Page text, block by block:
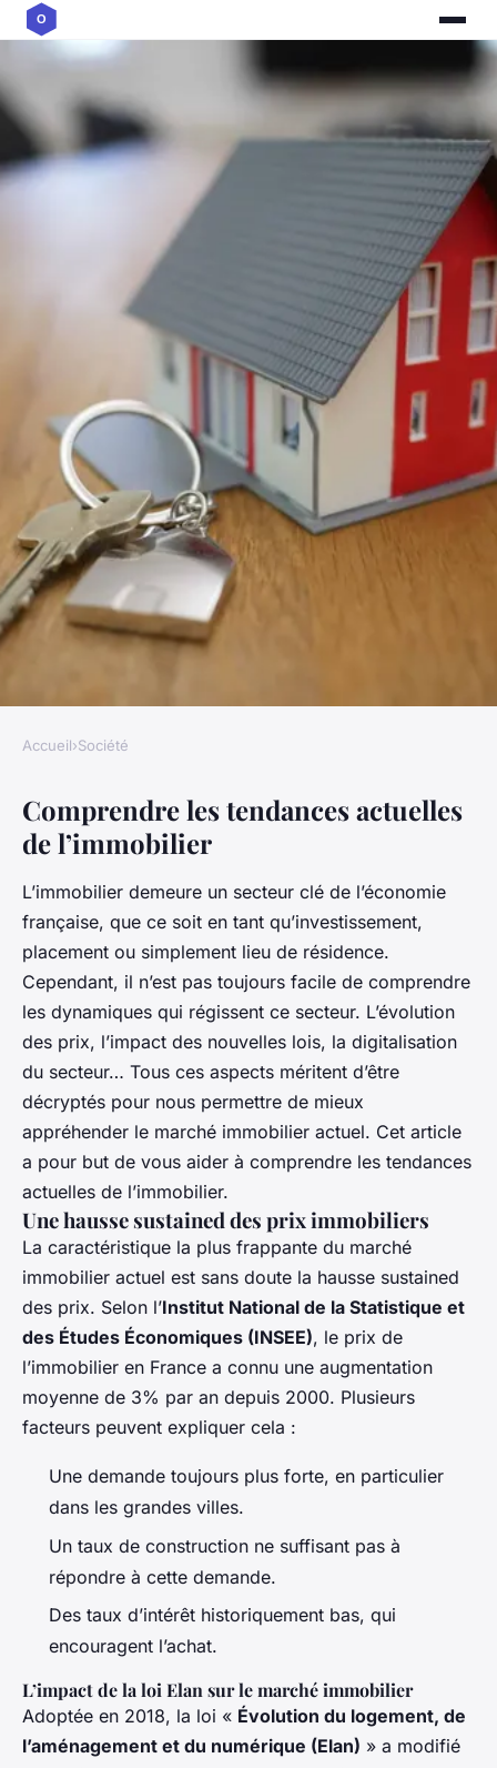
La hausse des prix de
l'immobilier et son impact sur
la société
• 27 décembre 2023 8 min de lecture
Accueil›Société
Comprendre les tendances actuelles
de l’immobilier
L’immobilier demeure un secteur clé de l’économie
française, que ce soit en tant qu’investissement,
placement ou simplement lieu de résidence.
Cependant, il n’est pas toujours facile de comprendre
les dynamiques qui régissent ce secteur. L’évolution
des prix, l’impact des nouvelles lois, la digitalisation
du secteur… Tous ces aspects méritent d’être
décryptés pour nous permettre de mieux
appréhender le marché immobilier actuel. Cet article
a pour but de vous aider à comprendre les tendances
actuelles de l’immobilier.
Une hausse sustained des prix immobiliers
La caractéristique la plus frappante du marché
immobilier actuel est sans doute la hausse sustained
des prix. Selon l’Institut National de la Statistique et
des Études Économiques (INSEE), le prix de
l’immobilier en France a connu une augmentation
moyenne de 3% par an depuis 2000. Plusieurs
facteurs peuvent expliquer cela :
Une demande toujours plus forte, en particulier
dans les grandes villes.
Un taux de construction ne suffisant pas à
répondre à cette demande.
Des taux d’intérêt historiquement bas, qui
encouragent l’achat.
L’impact de la loi Elan sur le marché immobilier
Adoptée en 2018, la loi « Évolution du logement, de
l’aménagement et du numérique (Elan) » a modifié